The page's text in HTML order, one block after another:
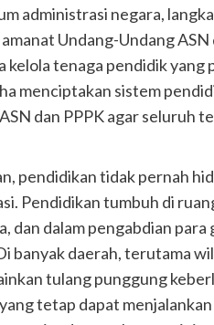
administrasi negara,
Undang-Undang
kelola tenaga pendidik
menciptakan sistem
dan PPPK agar seluruh
pendidikan tidak pernah
Pendidikan tumbuh di
dan dalam pengabdian
banyak daerah, terutama
tulang punggung
tetap dapat